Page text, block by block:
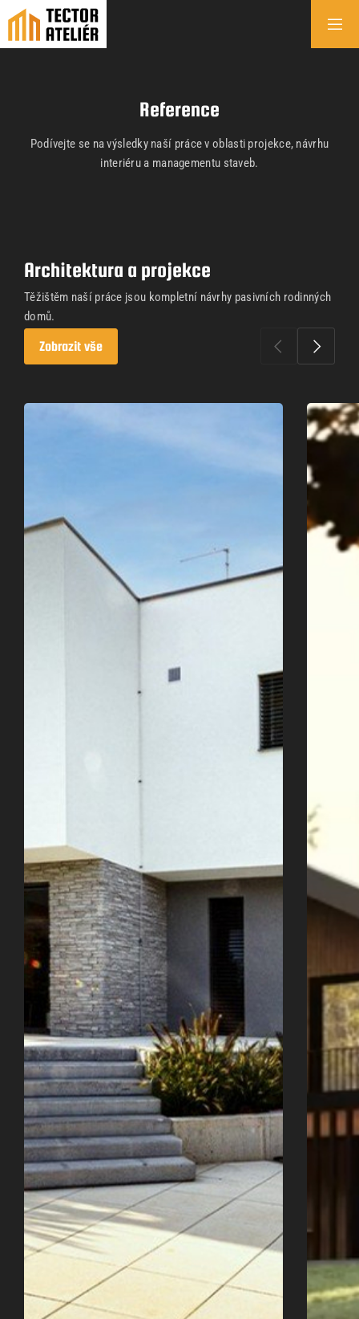
Úvod
Naše služby
Reference
Průvodce stavbou
Reference
Podívejte se na výsledky naší práce v oblasti projekce, návrhu
interiéru a managementu staveb.
Architektura a projekce
Těžištěm naší práce jsou kompletní návrhy pasivních rodinných
domů.
Zobrazit vše